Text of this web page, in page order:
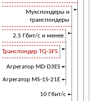
Мукспондеры и
транспондеры
2,5 Гбит/с и менее
Транспондер TQ-3FS
Агрегатор MD-D3ES
Агрегатор MS-1S-21E
10 Гбит/с